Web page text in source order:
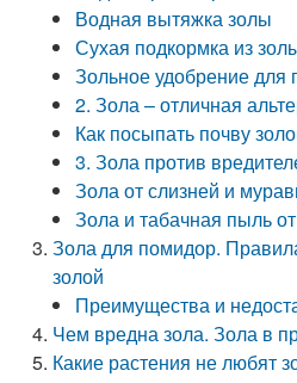
Водная вытяжка золы
Сухая подкормка из
Зольное удобрение для
2. Зола – отличная
Как посыпать почву
3. Зола против
Зола от слизней и
Зола и табачная пыль
Зола для помидор.
золой
Преимущества и
Чем вредна зола. Зола в
Какие растения не любят